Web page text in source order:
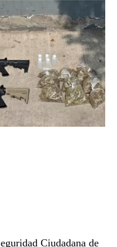
Ciudadana de